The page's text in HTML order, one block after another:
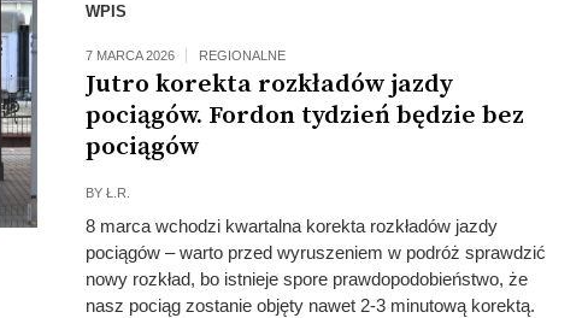
WPIS
7 MARCA 2026 REGIONALNE
Jutro korekta rozkładów jazdy
pociągów. Fordon tydzień będzie bez
pociągów
BY Ł.R.
8 marca wchodzi kwartalna korekta rozkładów jazdy
pociągów – warto przed wyruszeniem w podróż sprawdzić
nowy rozkład, bo istnieje spore prawdopodobieństwo, że
nasz pociąg zostanie objęty nawet 2-3 minutową korektą.